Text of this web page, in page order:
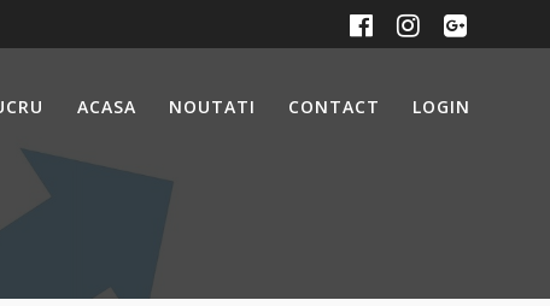
ACASA NOUTATI CONTACT LOGIN